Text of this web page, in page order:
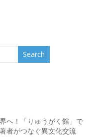
へ！「りゅうがく館」で
者がつなぐ異文化交流